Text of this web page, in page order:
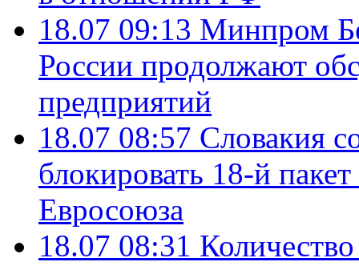
18.07 09:13 Минпром
России продолжают
предприятий
18.07 08:57 Словакия
блокировать 18-й
Евросоюза
18.07 08:31